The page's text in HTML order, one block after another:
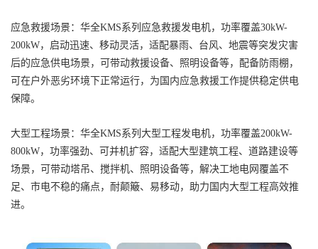
应急救援场景：华全KMS系列应急救援发电机，功率覆盖30kW-
200kW，启动迅速、移动灵活，适配暴雨、台风、地震等突发灾害
后的应急供电场景，可带动救援设备、照明设备等，配备防雨棚，
可在户外恶劣环境下正常运行，为国内应急救援工作提供稳定供电
保障。
大型工程场景：华全KMS系列大型工程发电机，功率覆盖200kW-
800kW，功率强劲、可并机扩容，适配大型建筑工程、道路建设等
场景，可带动塔吊、搅拌机、照明设备等，解决工地电网覆盖不
足、市电不稳的痛点，耐颠簸、易移动，助力国内大型工程高效推
进。